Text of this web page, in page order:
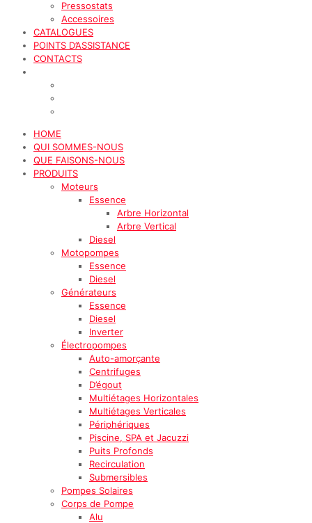
Pressostats
Accessoires
CATALOGUES
POINTS D’ASSISTANCE
CONTACTS
HOME
QUI SOMMES-NOUS
QUE FAISONS-NOUS
PRODUITS
Moteurs
Essence
Arbre Horizontal
Arbre Vertical
Diesel
Motopompes
Essence
Diesel
Générateurs
Essence
Diesel
Inverter
Électropompes
Auto-amorçante
Centrifuges
D’égout
Multiétages Horizontales
Multiétages Verticales
Périphériques
Piscine, SPA et Jacuzzi
Puits Profonds
Recirculation
Submersibles
Pompes Solaires
Corps de Pompe
Alu